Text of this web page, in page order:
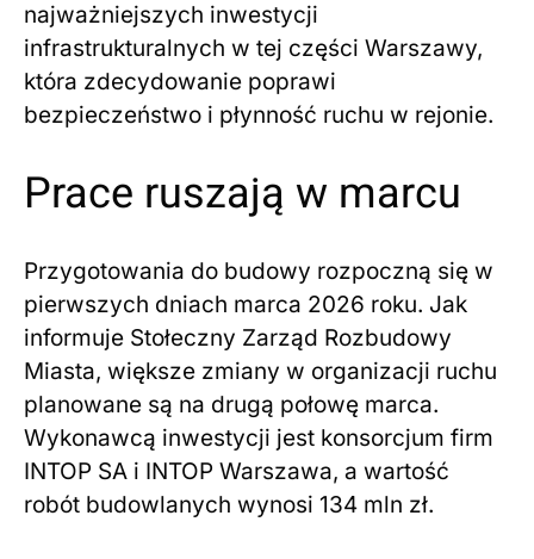
najważniejszych inwestycji
infrastrukturalnych w tej części Warszawy,
która zdecydowanie poprawi
bezpieczeństwo i płynność ruchu w rejonie.
Prace ruszają w marcu
Przygotowania do budowy rozpoczną się w
pierwszych dniach marca 2026 roku. Jak
informuje Stołeczny Zarząd Rozbudowy
Miasta, większe zmiany w organizacji ruchu
planowane są na drugą połowę marca.
Wykonawcą inwestycji jest konsorcjum firm
INTOP SA i INTOP Warszawa, a wartość
robót budowlanych wynosi 134 mln zł.